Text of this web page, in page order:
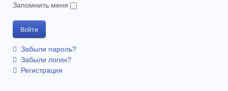
Запомнить меня
Забыли пароль?
Забыли логин?
Регистрация